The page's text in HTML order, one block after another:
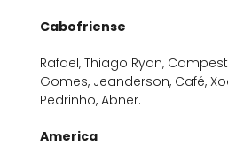
Cabofriense
Rafael, Thiago Ryan,
Gomes, Jeanderson, Café,
Pedrinho, Abner.
America